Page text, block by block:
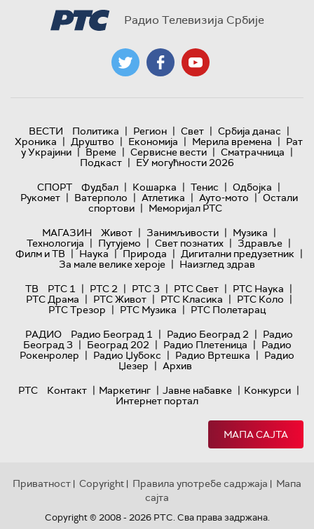
Радио Телевизија Србије
ВЕСТИ Политика | Регион | Свет | Србија данас |
Хроника | Друштво | Економија | Мерила времена | Рат
у Украјини | Време | Сервисне вести | Сматрачница |
Подкаст | ЕУ могућности 2026
СПОРТ
Фудбал | Кошарка | Тенис | Одбојка |
Рукомет | Ватерполо | Атлетика | Ауто-мото | Остали
спортови | Меморијал РТС
МАГАЗИН
Живот | Занимљивости | Музика |
Технологијa | Путујемо | Свет познатих | Здравље |
Филм и ТВ | Наука | Природа | Дигитални предузетник |
За мале велике хероје | Наизглед здрав
ТВ
РТС 1 | РТС 2 | РТС 3 | РТС Свет | РТС Наука |
РТС Драма | РТС Живот | РТС Класика | РТС Коло |
РТС Трезор | РТС Музика | РТС Полетарац
РАДИО
Радио Београд 1 | Радио Београд 2 | Радио
Београд 3 | Београд 202 | Радио Плетеница | Радио
Рокенролер | Радио Џубокс | Радио Вртешка | Радио
Џезер | Архив
РТС
Контакт | Маркетинг | Јавне набавке | Конкурси |
Интернет портал
МАПА САЈТА
Приватност | Copyright | Правила употребе садржаја | Мапа
сајта
Copyright © 2008 - 2026 РТС. Сва права задржана.